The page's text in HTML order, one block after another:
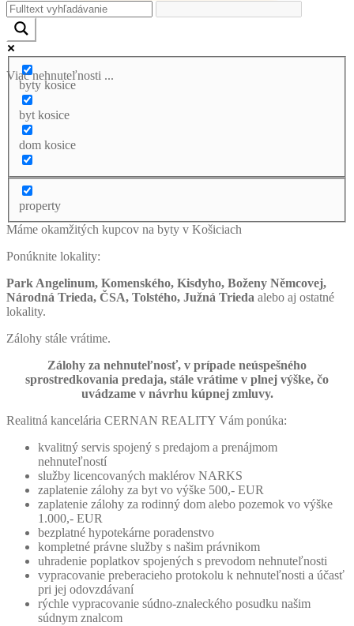
Viac nehnuteľnosti ...
byty kosice
byt kosice
dom kosice
property
Máme okamžitých kupcov na byty v Košiciach
Ponúknite lokality:
Park Angelinum, Komenského, Kisdyho, Boženy Němcovej,
Národná Trieda, ČSA, Tolstého, Južná Trieda alebo aj ostatné
lokality.
Zálohy stále vrátime.
Zálohy za nehnuteľnosť, v prípade neúspešného
sprostredkovania predaja, stále vrátime v plnej výške, čo
uvádzame v návrhu kúpnej zmluvy.
Realitná kancelária CERNAN REALITY Vám ponúka:
kvalitný servis spojený s predajom a prenájmom
nehnuteľností
služby licencovaných maklérov NARKS
zaplatenie zálohy za byt vo výške 500,- EUR
zaplatenie zálohy za rodinný dom alebo pozemok vo výške
1.000,- EUR
bezplatné hypotekárne poradenstvo
kompletné právne služby s našim právnikom
uhradenie poplatkov spojených s prevodom nehnuteľnosti
vypracovanie preberacieho protokolu k nehnuteľnosti a účasť
pri jej odovzdávaní
rýchle vypracovanie súdno-znaleckého posudku našim
súdnym znalcom